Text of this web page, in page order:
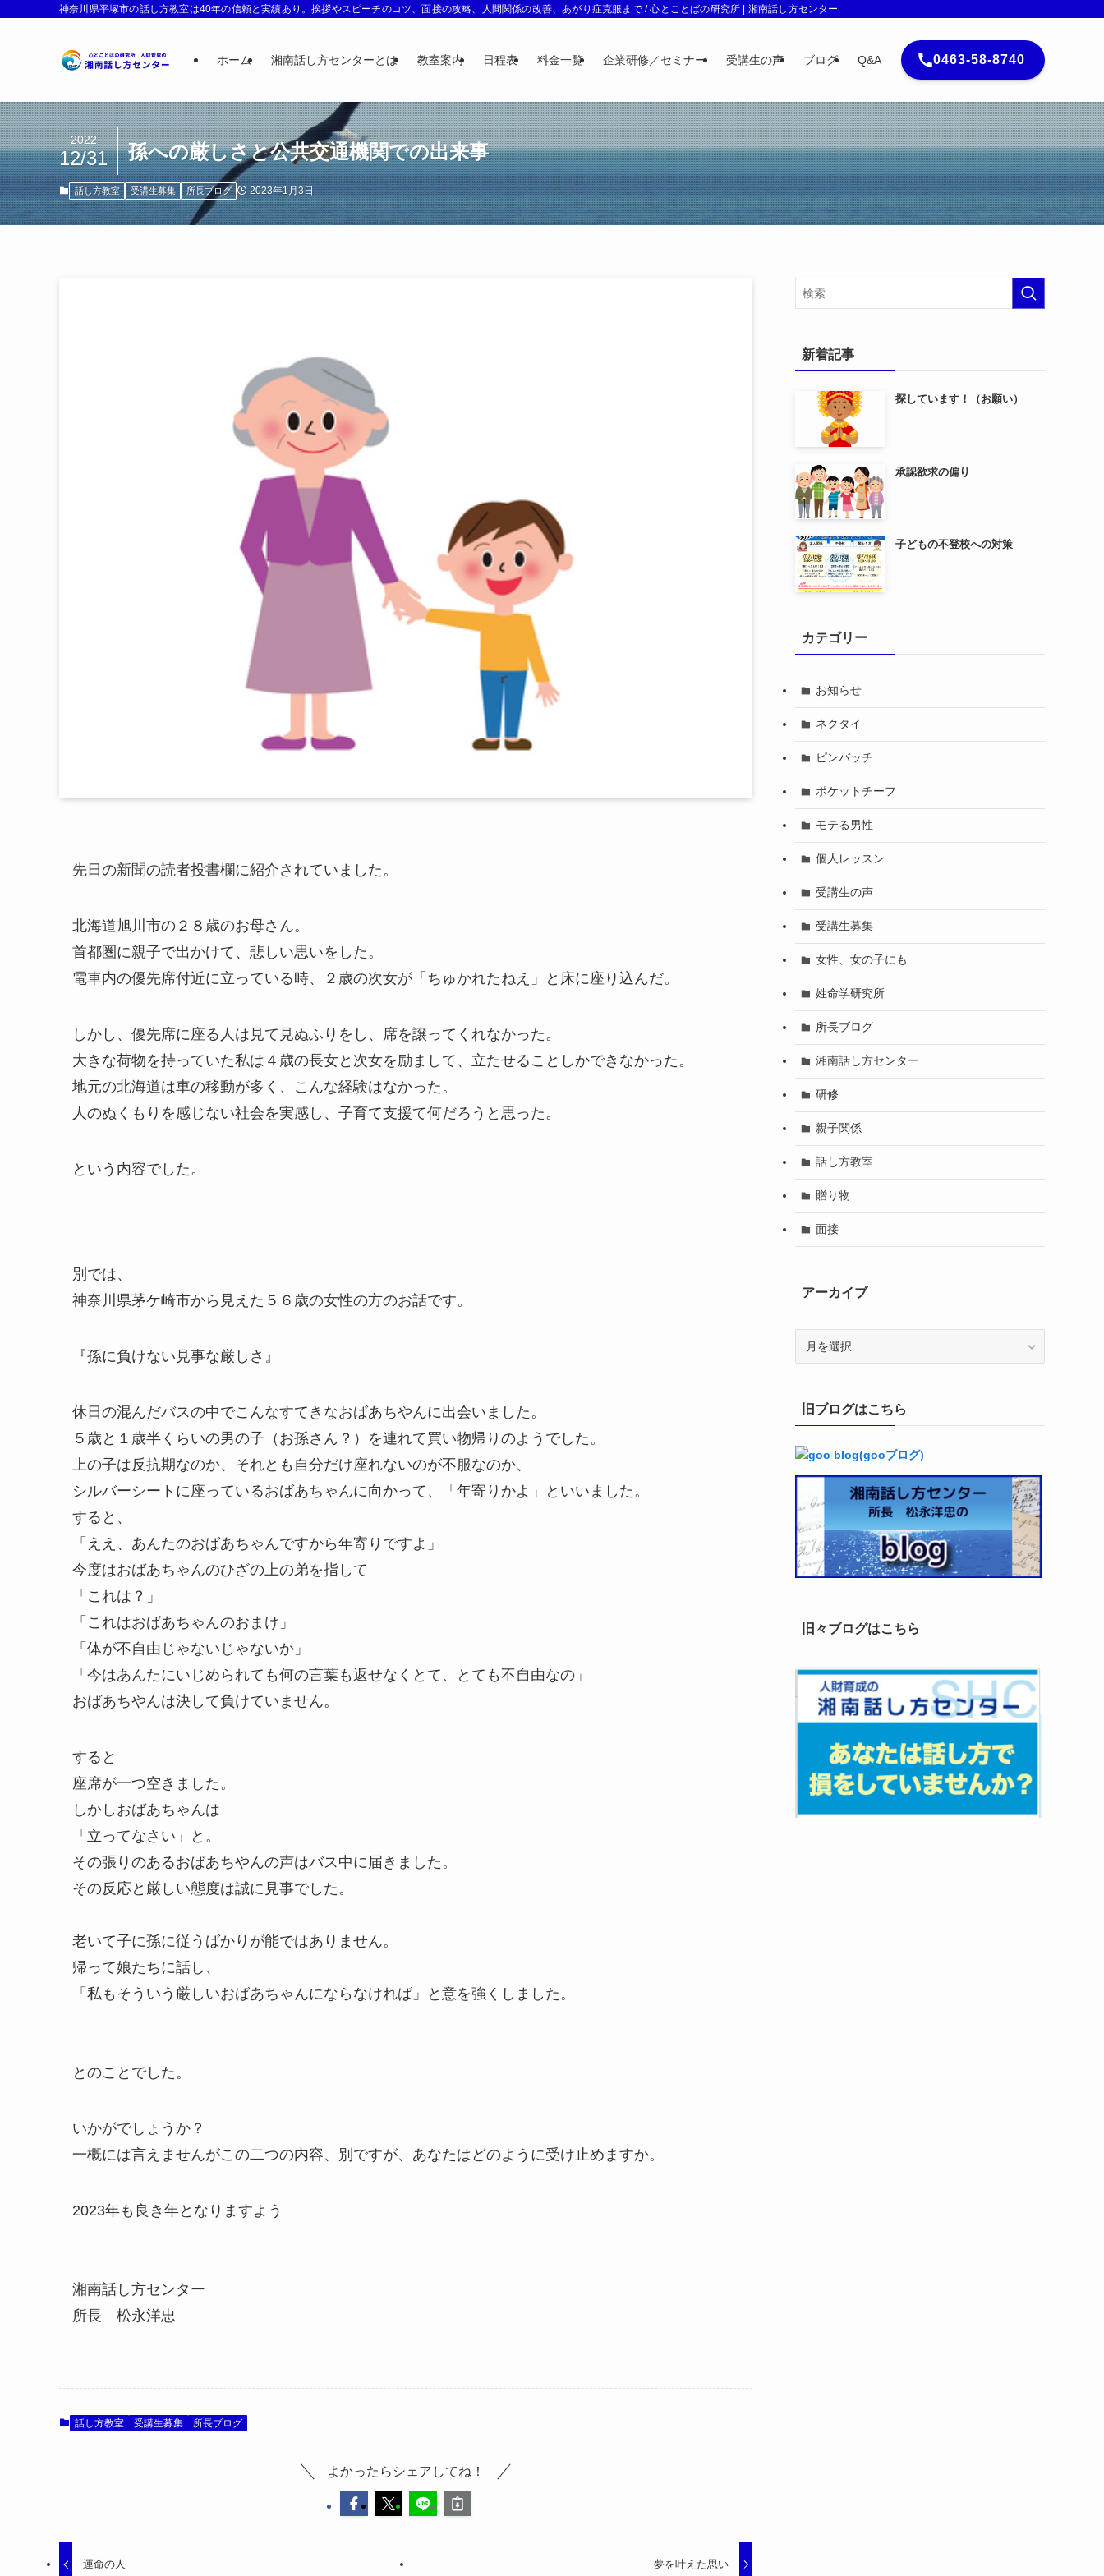
神奈川県平塚市の話し方教室は40年の信頼と実績あり。挨拶やスピーチのコツ、面接の攻略、人間関係の改善、あがり症克服まで / 心とことばの研究所 | 湘南話し方センター
ホーム 湘南話し方センターとは 教室案内 日程表 料金一覧 企業研修／セミナー 受講生の声 ブログ Q&A 0463-58-8740
孫への厳しさと公共交通機関での出来事
2022
12/31
話し方教室 受講生募集 所長ブログ 2023年1月3日
先日の新聞の読者投書欄に紹介されていました。
北海道旭川市の２８歳のお母さん。
首都圏に親子で出かけて、悲しい思いをした。
電車内の優先席付近に立っている時、２歳の次女が「ちゅかれたねえ」と床に座り込んだ。
しかし、優先席に座る人は見て見ぬふりをし、席を譲ってくれなかった。
大きな荷物を持っていた私は４歳の長女と次女を励まして、立たせることしかできなかった。
地元の北海道は車の移動が多く、こんな経験はなかった。
人のぬくもりを感じない社会を実感し、子育て支援て何だろうと思った。
という内容でした。
別では、
神奈川県茅ケ崎市から見えた５６歳の女性の方のお話です。
『孫に負けない見事な厳しさ』
休日の混んだバスの中でこんなすてきなおばあちやんに出会いました。
５歳と１歳半くらいの男の子（お孫さん？）を連れて買い物帰りのようでした。
上の子は反抗期なのか、それとも自分だけ座れないのが不服なのか、
シルバーシートに座っているおばあちゃんに向かって、「年寄りかよ」といいました。
すると、
「ええ、あんたのおばあちゃんですから年寄りですよ」
今度はおばあちゃんのひざの上の弟を指して
「これは？」
「これはおばあちゃんのおまけ」
「体が不自由じゃないじゃないか」
「今はあんたにいじめられても何の言葉も返せなくとて、とても不自由なの」
おばあちやんは決して負けていません。
すると
座席が一つ空きました。
しかしおばあちゃんは
「立ってなさい」と。
その張りのあるおばあちやんの声はバス中に届きました。
その反応と厳しい態度は誠に見事でした。
老いて子に孫に従うばかりが能ではありません。
帰って娘たちに話し、
「私もそういう厳しいおばあちゃんにならなければ」と意を強くしました。
とのことでした。
いかがでしょうか？
一概には言えませんがこの二つの内容、別ですが、あなたはどのように受け止めますか。
2023年も良き年となりますよう
湘南話し方センター
所長 松永洋忠
話し方教室 受講生募集 所長ブログ
よかったらシェアしてね！
運命の人 夢を叶えた思い
新着記事
探しています！（お願い）
承認欲求の偏り
子どもの不登校への対策
カテゴリー
お知らせ
ネクタイ
ピンバッチ
ポケットチーフ
モテる男性
個人レッスン
受講生の声
受講生募集
女性、女の子にも
姓命学研究所
所長ブログ
湘南話し方センター
研修
親子関係
話し方教室
贈り物
面接
アーカイブ
旧ブログはこちら
旧々ブログはこちら